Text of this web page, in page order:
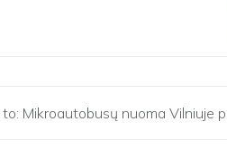
Mikroautobusų nuoma Vilniuje